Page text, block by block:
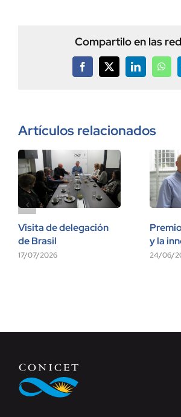
Compartilo en las
Facebook
X LinkedIn
Artículos relacionados
Visita de delegación
de Brasil
17/07/2026
y la
24/06/